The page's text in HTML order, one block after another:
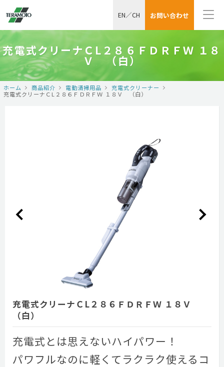
お問い合わせ
EN／CH
充電式クリーナＣL２８６ＦＤＲＦＷ １８
Ｖ （白）
ホーム 商品紹介 電動清掃用品
充電式クリーナー
充電式クリーナＣL２８６ＦＤＲＦＷ １８Ｖ （白）
充電式クリーナＣL２８６ＦＤＲＦＷ １８Ｖ
（白）
充電式とは思えないハイパワー！
パワフルなのに軽くてラクラク使えるコ